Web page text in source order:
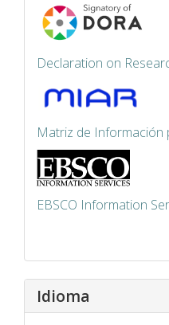
Declaration on
Matriz de Información
EBSCO Information
Idioma